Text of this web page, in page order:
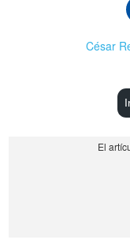
César